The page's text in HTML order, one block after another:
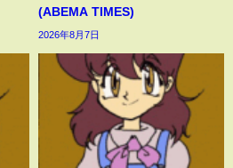
(ABEMA TIMES)
2026年8月7日